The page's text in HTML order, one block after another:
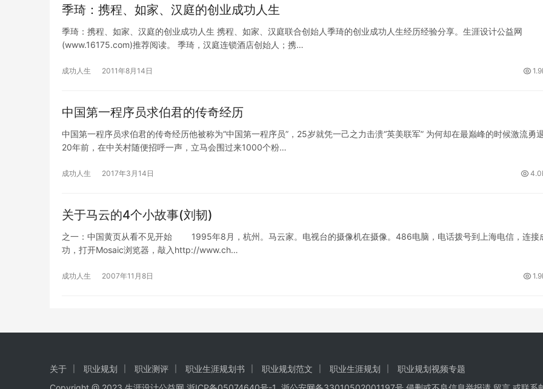
季琦：携程、如家、汉庭的创业成功人生
季琦：携程、如家、汉庭的创业成功人生 携程、如家、汉庭联合创始人季琦的创业成功人生经历经验分享。生涯设计公益网
(www.16175.com)推荐阅读。 季琦，汉庭连锁酒店创始人；携…
成功人生 2011年8月14日
中国第一程序员求伯君的传奇经历
中国第一程序员求伯君的传奇经历他被称为“中国第一程序员”，25岁就凭一己之力击溃“英美联军” 为何却在最巅峰的时候激流勇
20年前，在中关村随便招呼一声，立马会围过来1000个粉…
成功人生 2017年3月14日
关于马云的4个小故事(刘韧)
之一：中国黄页从看不见开始 1995年8月，杭州。马云家。电视台的摄像机在摄像。486电脑，电话拨号到上海电信，连接
功，打开Mosaic浏览器，敲入http://www.ch…
成功人生 2007年11月8日
关于 职业规划 职业测评 职业生涯规划书 职业规划范文 职业生涯规划
职业规划视频专题